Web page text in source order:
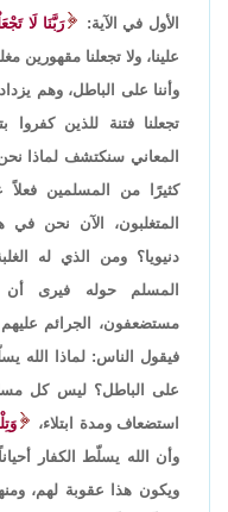
الأول في الآية:
رَبَّنَا لَا
علينا، ولا تجعلنا
وأننا على الباطل، وهم
تجعلنا فتنة للذين كفروا
المعاني سنكتشف لماذا
كثيرًا من المسلمين
المتغلبون، الآن نحن
دنيويا؟ ومن الذي له
المسلم حوله فيرى أن
مستضعفون، الجرائم
فيقول الناس: لماذا الله
على الباطل؟ ليس كل
استضعاف ومدة ابتلاء،
وأن الله يسلّط الكفار
ويكون هذا عقوبة لهم،